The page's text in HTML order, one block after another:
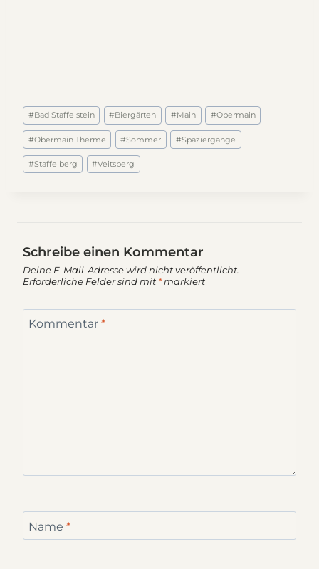
Schlagworte:
#Bad Staffelstein #Biergärten #Main #Obermain
#Obermain Therme #Sommer #Spaziergänge
#Staffelberg #Veitsberg
Schreibe einen Kommentar
Deine E-Mail-Adresse wird nicht veröffentlicht.
Erforderliche Felder sind mit *markiert
Kommentar *
Name *